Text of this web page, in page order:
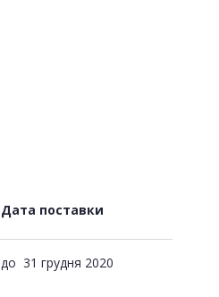
Дата поставки
до 31 грудня 2020